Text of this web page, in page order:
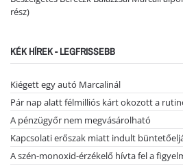
rész)
KÉK HÍREK - LEGFRISSEBB
Kiégett egy autó Marcalinál
Pár nap alatt félmilliós kárt okozott a
A pénzügyőr nem megvásárolható
Kapcsolati erőszak miatt indult
A szén-monoxid-érzékelő hívta fel a